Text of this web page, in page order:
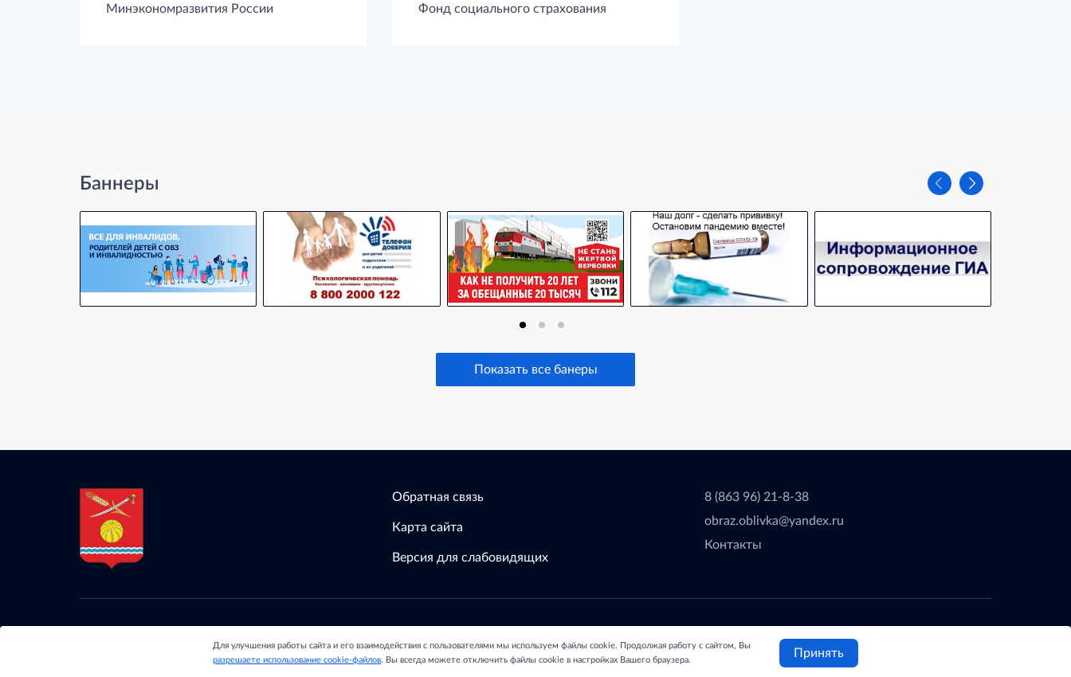
Минэкономразвития России Фонд социального страхования
Баннеры
Показать все банеры
Обратная связь
Карта сайта
Версия для слабовидящих
8 (863 96) 21-8-38
obraz.oblivka@yandex.ru
Контакты
Обливского района Ростовской области.
вООО "Проводник"
Для улучшения работы сайта и его взаимодействия с пользователями мы используем файлы cookie. Продолжая работу с сайтом, Вы
разрешаете использование cookie-файлов. Вы всегда можете отключить файлы cookie в настройках Вашего браузера.
Принять